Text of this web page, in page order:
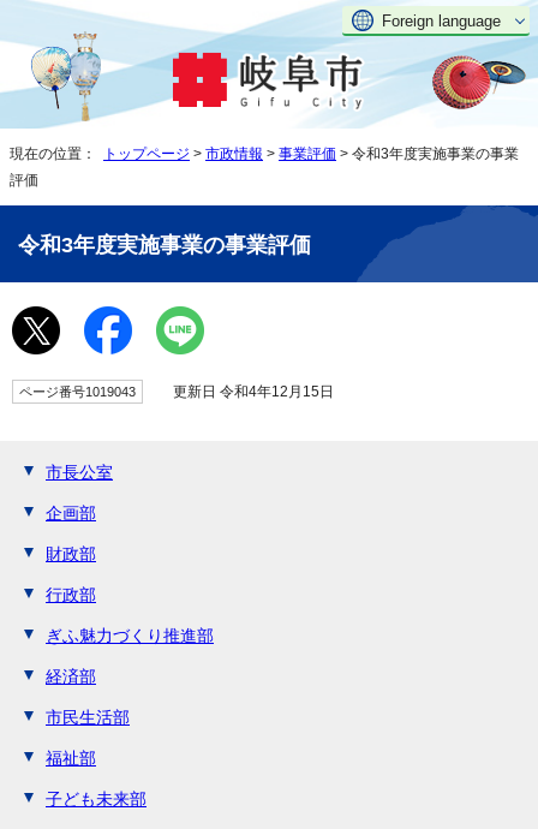
Foreign language
現在の位置： トップページ > 市政情報 > 事業評価 > 令和3年度実施事業の事業
評価
令和3年度実施事業の事業評価
ページ番号1019043 更新日 令和4年12月15日
市長公室
企画部
財政部
行政部
ぎふ魅力づくり推進部
経済部
市民生活部
福祉部
子ども未来部